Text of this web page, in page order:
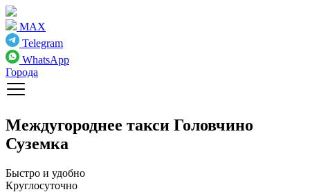
MAX
Telegram
WhatsApp
Города
Междугороднее такси Головчино
Суземка
Быстро и удобно
Круглосуточно